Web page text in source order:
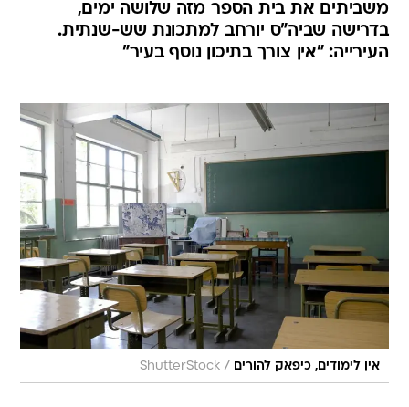
משביתים את בית הספר מזה שלושה ימים,
בדרישה שביה"ס יורחב למתכונת שש-שנתית.
העירייה: "אין צורך בתיכון נוסף בעיר"
אין לימודים, כיפאק להורים /
ShutterStock